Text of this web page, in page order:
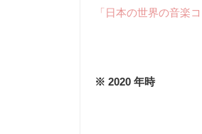
「日本の世界の音楽
※ 2020 年時